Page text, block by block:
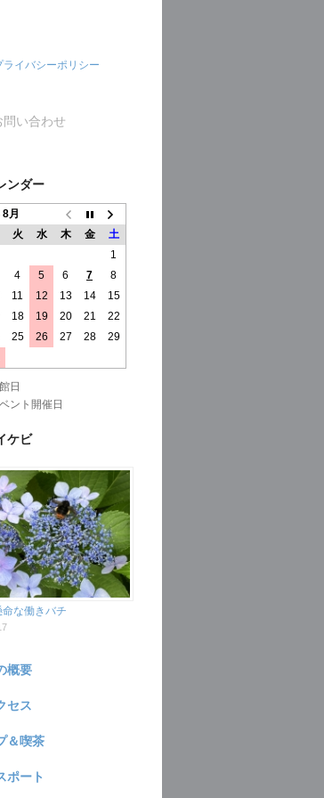
ライバシーポリシー
問い合わせ
ンダー
月
火 水 木 金
土
1
4 5 6 7
8
11 12 13 14
15
18 19 20 21
22
25 26 27 28
29
日
ント開催日
ケビ
な働きバチ
概要
セス
＆喫茶
ポート